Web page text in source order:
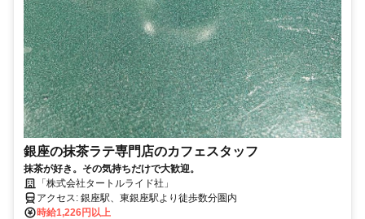
銀座の抹茶ラテ専門店のカフェスタッフ
抹茶が好き。その気持ちだけで大歓迎。
「株式会社タートルライド社」
アクセス: 銀座駅、東銀座駅より徒歩数分圏内
時給1,226円以上